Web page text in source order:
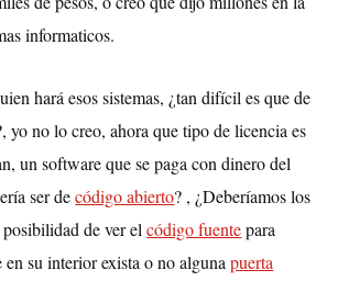
informaticos.
hará esos sistemas, ¿tan difícil es que de
yo no lo creo, ahora que tipo de licencia es
un software que se paga con dinero del
ser decódigo abierto? , ¿Deberíamos los
de ver elcódigo fuentepara
en su interior exista o no algunapuerta